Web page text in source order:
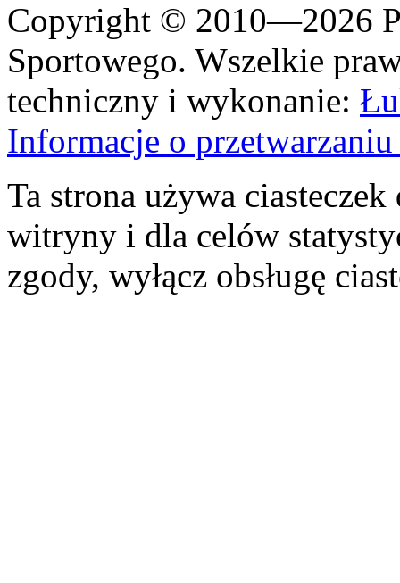
Copyright © 2010—2026
Sportowego. Wszelkie
techniczny i wykonanie:
Informacje o
Ta strona używa
witryny i dla celów
zgody, wyłącz obsługę